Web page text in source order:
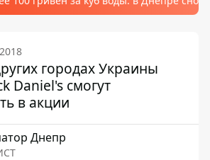
городах Украины
Daniel's смогут
в акции
Днепр